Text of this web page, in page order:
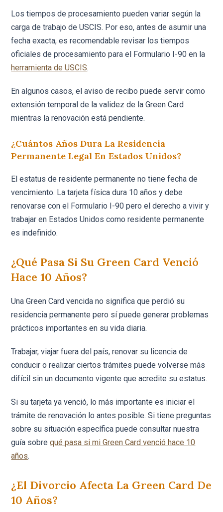
Los tiempos de procesamiento pueden variar según la
carga de trabajo de USCIS. Por eso, antes de asumir una
fecha exacta, es recomendable revisar los tiempos
oficiales de procesamiento para el Formulario I-90 en la
herramienta de USCIS.
En algunos casos, el aviso de recibo puede servir como
extensión temporal de la validez de la Green Card
mientras la renovación está pendiente.
¿Cuántos Años Dura La Residencia
Permanente Legal En Estados Unidos?
El estatus de residente permanente no tiene fecha de
vencimiento. La tarjeta física dura 10 años y debe
renovarse con el Formulario I-90 pero el derecho a vivir y
trabajar en Estados Unidos como residente permanente
es indefinido.
¿Qué Pasa Si Su Green Card Venció
Hace 10 Años?
Una Green Card vencida no significa que perdió su
residencia permanente pero sí puede generar problemas
prácticos importantes en su vida diaria.
Trabajar, viajar fuera del país, renovar su licencia de
conducir o realizar ciertos trámites puede volverse más
difícil sin un documento vigente que acredite su estatus.
Si su tarjeta ya venció, lo más importante es iniciar el
trámite de renovación lo antes posible. Si tiene preguntas
sobre su situación específica puede consultar nuestra
guía sobrequé pasa si mi Green Card venció hace 10
años.
¿El Divorcio Afecta La Green Card De
10 Años?